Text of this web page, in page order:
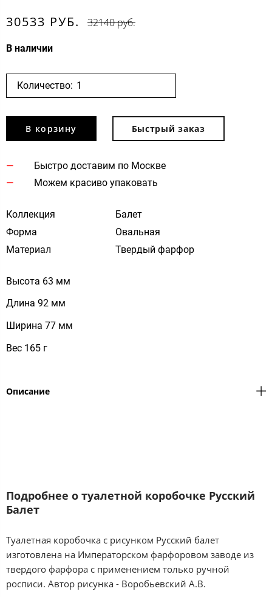
30533 РУБ. 32140 руб.
В наличии
Количество:
В корзину Быстрый заказ
Быстро доставим по Москве
Можем красиво упаковать
Коллекция
Балет
Форма
Овальная
Материал
Твердый фарфор
Высота 63 мм
Длина 92 мм
Ширина 77 мм
Вес 165 г
Описание
Подробнее о туалетной коробочке Русский
Балет
Туалетная коробочка с рисунком Русский балет
изготовлена на Императорском фарфоровом заводе из
твердого фарфора с применением только ручной
росписи. Автор рисунка - Воробьевский А.В.